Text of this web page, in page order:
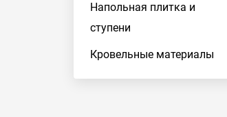
Напольная плитка и
ступени
Кровельные материалы